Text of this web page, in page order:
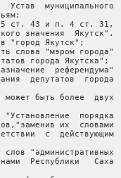
Устав  муниципального
ст. 43 и п. 4 ст. 31,
значения  Якутск".
"город Якутск";
слова "мэром города"
города Якутска";
референдума"
депутатов  города
может быть более  двух
"Установление  порядка
их  словами
с  действующим
слов "административных
Республики   Саха